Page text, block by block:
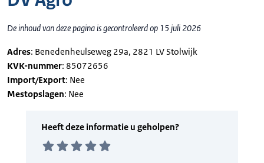
De inhoud van deze pagina is gecontroleerd op 15 juli 2026
Adres: Benedenheulseweg 29a, 2821 LV Stolwijk
KVK-nummer: 85072656
Import/Export: Nee
Mestopslagen: Nee